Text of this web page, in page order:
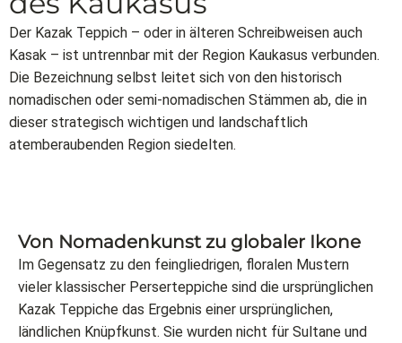
Der Kazak Teppich – oder in älteren Schreibweisen auch
Kasak – ist untrennbar mit der Region Kaukasus verbunden.
Die Bezeichnung selbst leitet sich von den historisch
nomadischen oder semi-nomadischen Stämmen ab, die in
dieser strategisch wichtigen und landschaftlich
atemberaubenden Region siedelten.
Von Nomadenkunst zu globaler Ikone
Im Gegensatz zu den feingliedrigen, floralen Mustern
vieler klassischer Perserteppiche sind die ursprünglichen
Kazak Teppiche das Ergebnis einer ursprünglichen,
ländlichen Knüpfkunst. Sie wurden nicht für Sultane und